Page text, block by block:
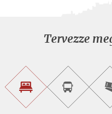
Tervezze
SzálláskeresésVárosnéző
túra
foglalása